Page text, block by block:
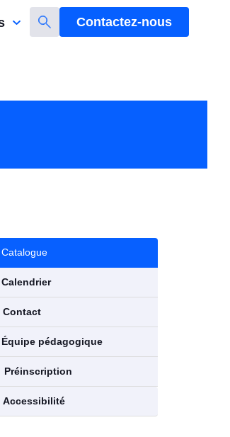
Contactez-nous
Catalogue
Calendrier
Contact
Équipe pédagogique
Préinscription
Accessibilité